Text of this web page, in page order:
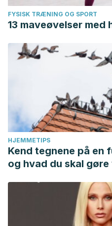
FYSISK TRÆNING OG SPORT
13 maveøvelser
HJEMMETIPS
Kend tegnene på en
og hvad du skal